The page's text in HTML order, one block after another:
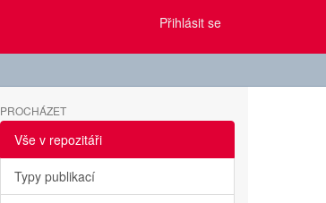
Přihlásit se
PROCHÁZET
Vše v repozitáři
Typy publikací